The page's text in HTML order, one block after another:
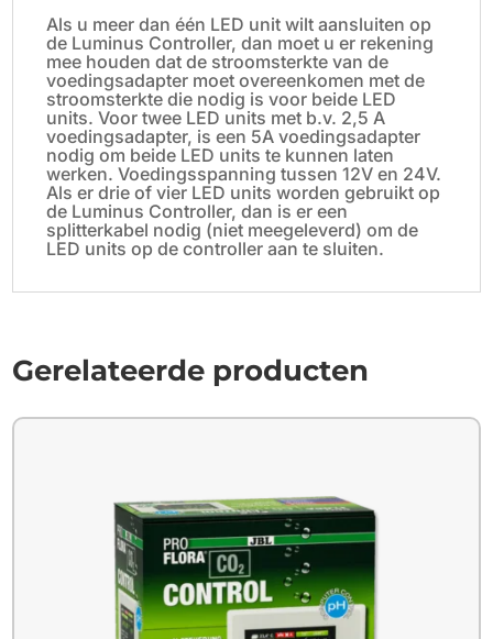
Als u meer dan één LED unit wilt aansluiten op
de Luminus Controller, dan moet u er rekening
mee houden dat de stroomsterkte van de
voedingsadapter moet overeenkomen met de
stroomsterkte die nodig is voor beide LED
units. Voor twee LED units met b.v. 2,5 A
voedingsadapter, is een 5A voedingsadapter
nodig om beide LED units te kunnen laten
werken. Voedingsspanning tussen 12V en 24V.
Als er drie of vier LED units worden gebruikt op
de Luminus Controller, dan is er een
splitterkabel nodig (niet meegeleverd) om de
LED units op de controller aan te sluiten.
Gerelateerde producten